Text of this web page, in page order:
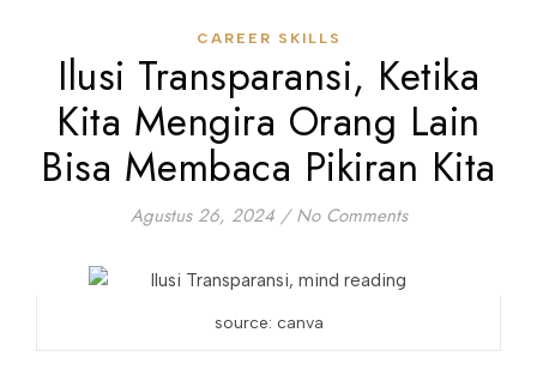
CAREER SKILLS
Ilusi Transparansi, Ketika
Kita Mengira Orang Lain
Bisa Membaca Pikiran Kita
Agustus 26, 2024 / No Comments
source: canva